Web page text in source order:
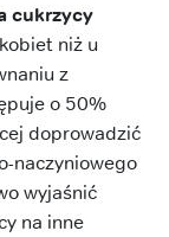
cukrzycy
niż u
z
o 50%
doprowadzić
naczyniowego
wyjaśnić
na inne